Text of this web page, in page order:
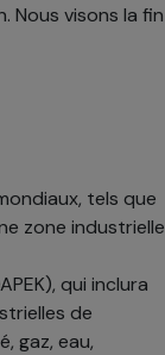
Nous visons la fin
tels que
zone industrielle
qui inclura
de
gaz, eau,